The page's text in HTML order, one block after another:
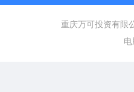
重庆万可投资有限
电